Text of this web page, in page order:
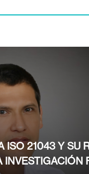
ISO 21043 Y SU